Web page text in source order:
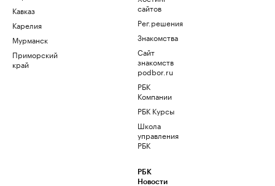
Кавказ
Карелия
Мурманск
Приморский
край
сайтов
Рег.решения
Знакомства
Сайт
знакомств
podbor.ru
РБК
Компании
РБК Курсы
Школа
управления
РБК
РБК
Новости